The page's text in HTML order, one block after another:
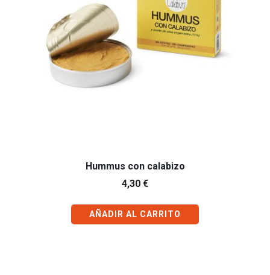
Hummus con calabizo
4,30 €
AÑADIR AL CARRITO